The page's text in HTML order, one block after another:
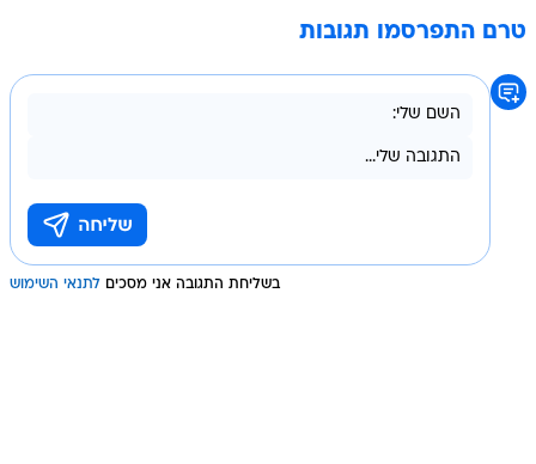
טרם התפרסמו תגובות
בשליחת התגובה אני מסכים לתנאי השימוש